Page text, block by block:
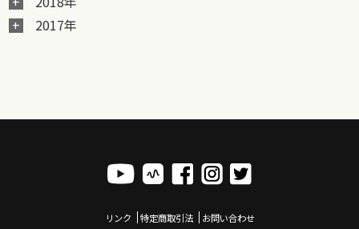
2017年
リンク 特定商取引法 お問い合わせ